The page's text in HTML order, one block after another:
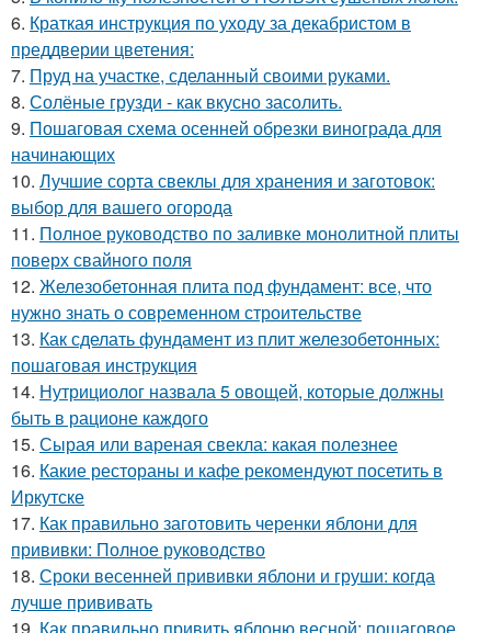
6. Краткая инструкция по уходу за декабристом в
преддверии цветения:
7. Пруд на участке, сделанный своими руками.
8. Солёные грузди - как вкусно засолить.
9. Пошаговая схема осенней обрезки винограда для
начинающих
10. Лучшие сорта свеклы для хранения и заготовок:
выбор для вашего огорода
11. Полное руководство по заливке монолитной плиты
поверх свайного поля
12. Железобетонная плита под фундамент: все, что
нужно знать о современном строительстве
13. Как сделать фундамент из плит железобетонных:
пошаговая инструкция
14. Нутрициолог назвала 5 овощей, которые должны
быть в рационе каждого
15. Сырая или вареная свекла: какая полезнее
16. Какие рестораны и кафе рекомендуют посетить в
Иркутске
17. Как правильно заготовить черенки яблони для
прививки: Полное руководство
18. Сроки весенней прививки яблони и груши: когда
лучше прививать